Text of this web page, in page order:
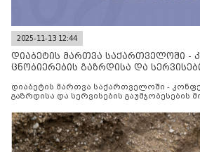
2025-11-13 12:44
დიაბეტის მართვა საქართველოში -
ცნობიერების გაზრდისა და
დიაბეტის მართვა საქართველოში -
გაზრდისა და სერვისების გაუმჯობესების